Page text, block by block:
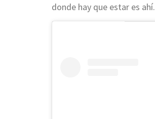
donde hay que estar es ahí.